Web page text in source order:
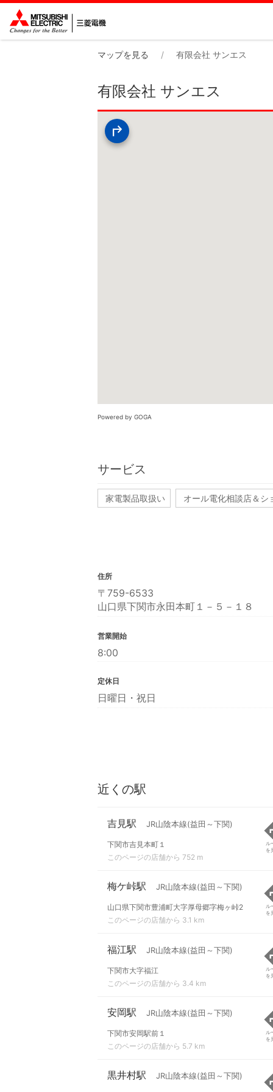
マップを見る 有限会社 サンエス
有限会社 サンエス
Powered by GOGA
サービス
家電製品取扱い オール電化相談店＆シ
住所
〒759-6533
山口県下関市永田本町１－５－１８
営業開始
8:00
定休日
日曜日・祝日
近くの駅
吉見駅 JR山陰本線(益田～下関)
下関市吉見本町１
このページの店舗から 752 m
ル
を
梅ケ峠駅 JR山陰本線(益田～下関)
山口県下関市豊浦町大字厚母郷字梅ヶ峠2
このページの店舗から 3.1 km
ル
を
福江駅 JR山陰本線(益田～下関)
下関市大字福江
このページの店舗から 3.4 km
ル
を
安岡駅 JR山陰本線(益田～下関)
下関市安岡駅前１
このページの店舗から 5.7 km
ル
を
黒井村駅 JR山陰本線(益田～下関)